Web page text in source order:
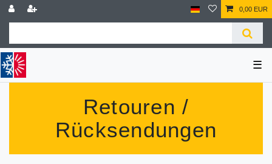
0,00 EUR
☰
Retouren /
Rücksendungen